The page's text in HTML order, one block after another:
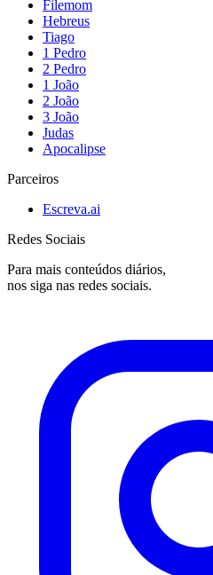
Filemom
Hebreus
Tiago
1 Pedro
2 Pedro
1 João
2 João
3 João
Judas
Apocalipse
Parceiros
Escreva.ai
Redes Sociais
Para mais conteúdos diários,
nos siga nas redes sociais.